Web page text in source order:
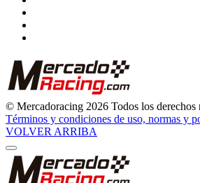
© Mercadoracing 2026 Todos los derechos
Términos y condiciones de uso, normas y
VOLVER ARRIBA